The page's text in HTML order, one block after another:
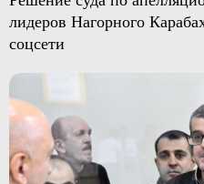
лидеров Нагорного
соцсети